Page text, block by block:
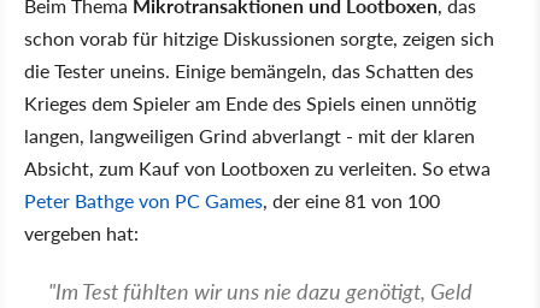
schon vorab für hitzige Diskussionen sorgte, zeigen sich
die Tester uneins. Einige bemängeln, das Schatten des
Krieges dem Spieler am Ende des Spiels einen unnötig
langen, langweiligen Grind abverlangt - mit der klaren
Absicht, zum Kauf von Lootboxen zu verleiten. So etwa
Peter Bathge von PC Games, der eine 81 von 100
vergeben hat:
"Im Test fühlten wir uns nie dazu genötigt, Geld